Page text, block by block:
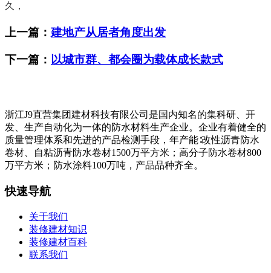
久，
上一篇： 建地产从居者角度出发
下一篇： 以城市群、都会圈为载体成长款式
浙江J9直营集团建材科技有限公司是国内知名的集科研、开
发、生产自动化为一体的防水材料生产企业。企业有着健全的
质量管理体系和先进的产品检测手段，年产能∶改性沥青防水
卷材、自粘沥青防水卷材1500万平方米；高分子防水卷材800
万平方米；防水涂料100万吨，产品品种齐全。
快速导航
关于我们
装修建材知识
装修建材百科
联系我们